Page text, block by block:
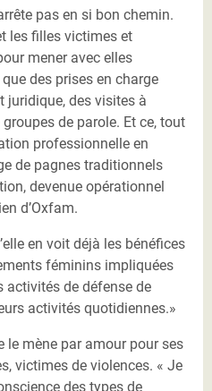
pas en si bon chemin.
les filles victimes et
mener avec elles
des prises en charge
juridique, des visites à
de parole. Et ce, tout
professionnelle en
de pagnes traditionnels
devenue opérationnel
d’Oxfam.
en voit déjà les bénéfices
féminins impliquées
activités de défense de
activités quotidiennes.»
le mène par amour pour ses
victimes de violences. « Je
des types de